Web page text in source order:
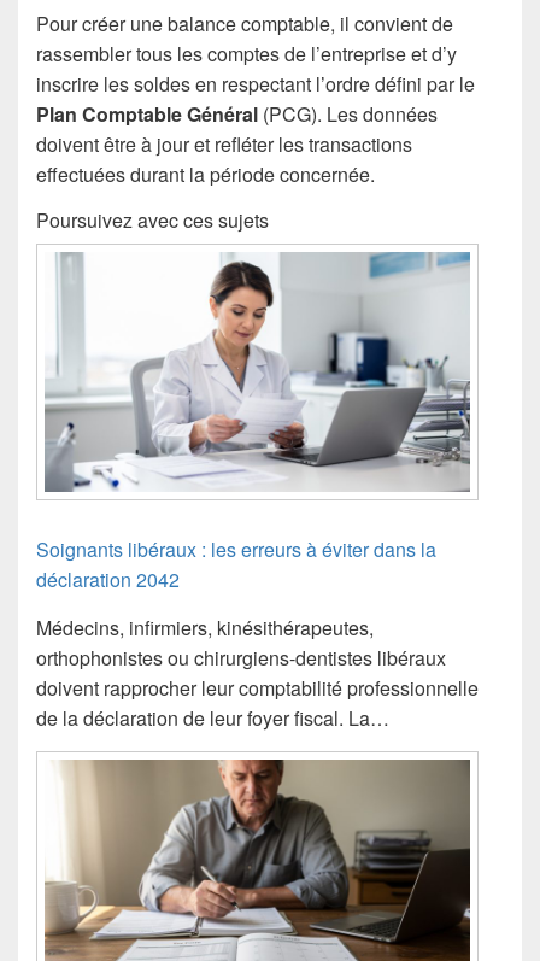
Pour créer une balance comptable, il convient de
rassembler tous les comptes de l’entreprise et d’y
inscrire les soldes en respectant l’ordre défini par le
Plan Comptable Général (PCG). Les données
doivent être à jour et refléter les transactions
effectuées durant la période concernée.
Poursuivez avec ces sujets
Soignants libéraux : les erreurs à éviter dans la
déclaration 2042
Médecins, infirmiers, kinésithérapeutes,
orthophonistes ou chirurgiens-dentistes libéraux
doivent rapprocher leur comptabilité professionnelle
de la déclaration de leur foyer fiscal. La…